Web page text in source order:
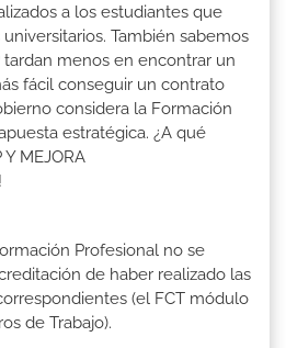
a los estudiantes que
También sabemos
menos en encontrar un
fácil conseguir un contrato
considera la Formación
estratégica. ¿A qué
Y MEJORA
Profesional no se
de haber realizado las
(el FCT módulo
de Trabajo).